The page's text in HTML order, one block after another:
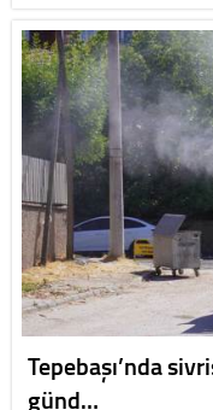
Tepebaşı’nda
günd…